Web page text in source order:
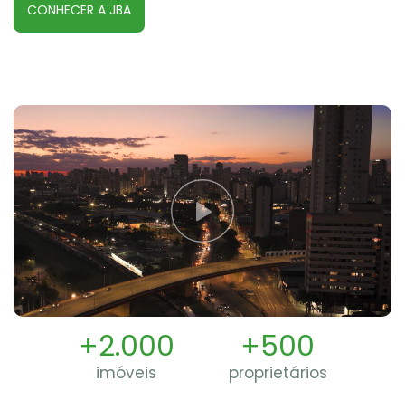
CONHECER A JBA
+2.000
imóveis
+500
proprietários